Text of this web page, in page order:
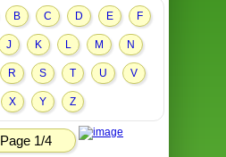
B C D E F
J K L M N
R S T U V
X Y Z
Page 1/4